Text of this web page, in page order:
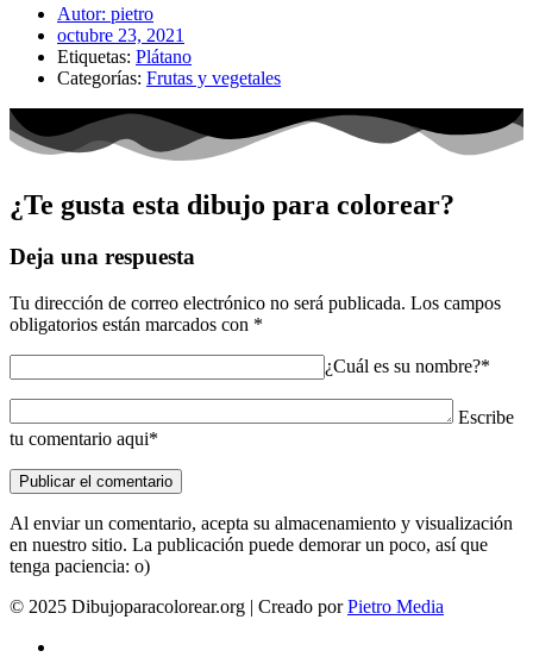
Autor: pietro
octubre 23, 2021
Etiquetas: Plátano
Categorías: Frutas y vegetales
¿Te gusta esta dibujo para colorear?
Deja una respuesta
Tu dirección de correo electrónico no será publicada. Los campos
obligatorios están marcados con *
¿Cuál es su nombre?*
Escribe
tu comentario aqui*
Al enviar un comentario, acepta su almacenamiento y visualización
en nuestro sitio. La publicación puede demorar un poco, así que
tenga paciencia: o)
© 2025 Dibujoparacolorear.org | Creado porPietro Media